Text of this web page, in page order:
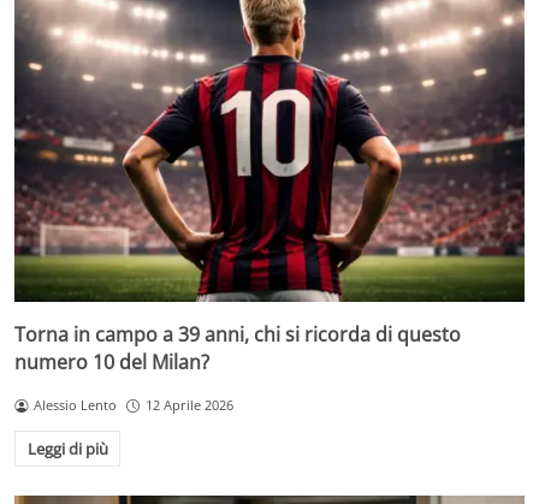
Torna in campo a 39 anni, chi si ricorda di questo
numero 10 del Milan?
Alessio Lento 12 Aprile 2026
Leggi di più